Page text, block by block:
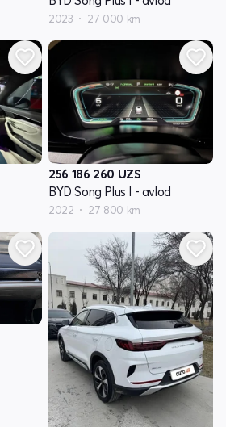
2023 27 000 km
256 186 260 UZS
BYD Song Plus I - avlod
2022 27 800 km